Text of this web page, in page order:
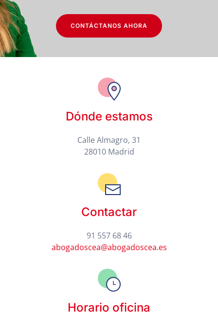
CONTÁCTANOS AHORA
Dónde estamos
Calle Almagro, 31
28010 Madrid
Contactar
91 557 68 46
abogadoscea@abogadoscea.es
Horario oficina